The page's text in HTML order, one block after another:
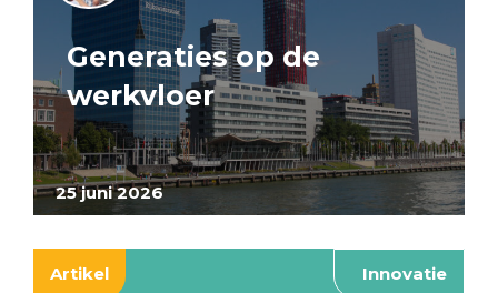
25 juni 2026
Generaties op de
werkvloer
Artikel Innovatie